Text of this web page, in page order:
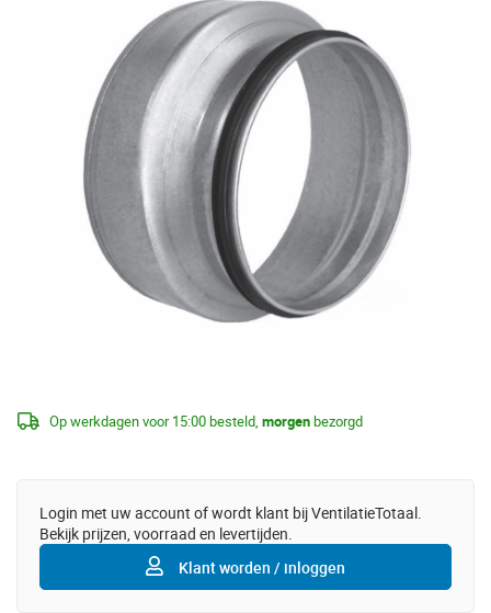
Op werkdagen voor 15:00 besteld, morgenbezorgd
Login met uw account of wordt klant bij VentilatieTotaal.
Bekijk prijzen, voorraad en levertijden.
Klant worden / inloggen